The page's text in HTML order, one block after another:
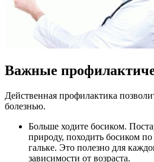
Важные
Действенная профилактика
болезнью.
Больше ходите босиком.
природу, походить босиком
гальке. Это полезно для
зависимости от возраста.